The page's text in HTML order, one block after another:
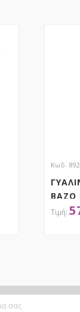
Κωδ.
ΒΑΖΟ